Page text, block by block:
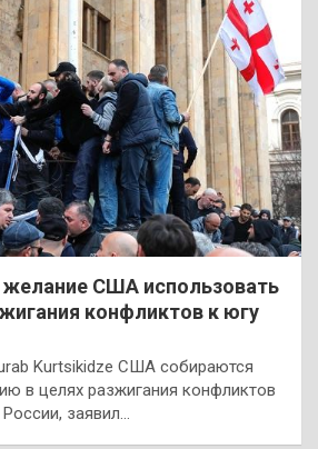
США использовать
конфликтов к югу
Kurtsikidze США собираются
в целях разжигания конфликтов
заявил…